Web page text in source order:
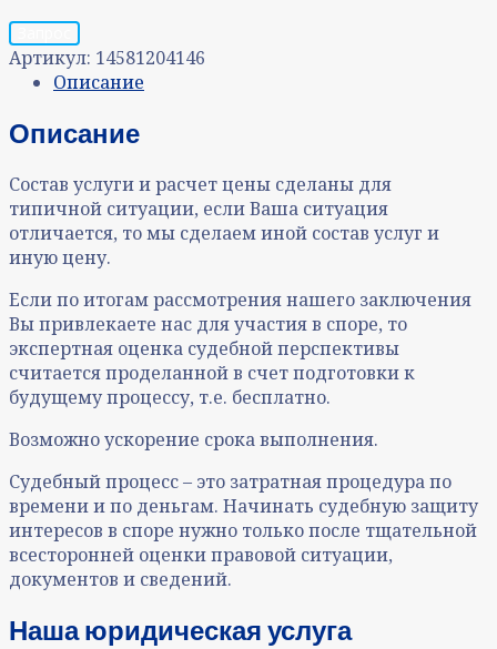
Артикул: 14581204146
Описание
Описание
Состав услуги и расчет цены сделаны для
типичной ситуации, если Ваша ситуация
отличается, то мы сделаем иной состав услуг и
иную цену.
Если по итогам рассмотрения нашего заключения
Вы привлекаете нас для участия в споре, то
экспертная оценка судебной перспективы
считается проделанной в счет подготовки к
будущему процессу, т.е. бесплатно.
Возможно ускорение срока выполнения.
Судебный процесс – это затратная процедура по
времени и по деньгам. Начинать судебную защиту
интересов в споре нужно только после тщательной
всесторонней оценки правовой ситуации,
документов и сведений.
Наша юридическая услуга